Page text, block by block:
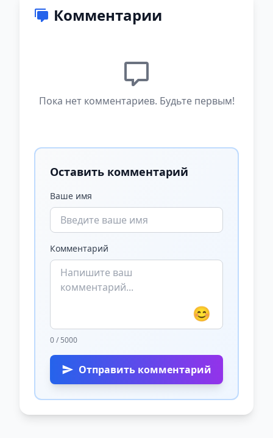
Комментарии
Пока нет комментариев. Будьте первым!
Оставить комментарий
Ваше имя
Комментарий
😊
0 / 5000
Отправить комментарий